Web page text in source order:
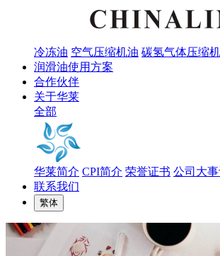
冷冻油 空气压缩机油 碳氢气体压缩
润滑油使用方案
合作伙伴
关于华莱
全部
华莱简介 CPI简介 荣誉证书 公司大
联系我们
繁体